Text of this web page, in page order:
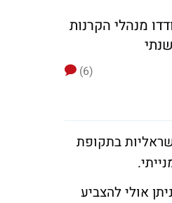
התמודדו מנהלי הקרנות
(6)
בתקופת
אולי להצביע